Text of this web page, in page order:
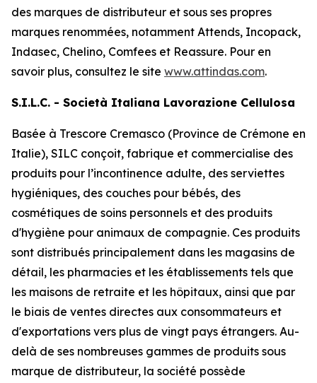
des marques de distributeur et sous ses propres
marques renommées, notamment Attends, Incopack,
Indasec, Chelino, Comfees et Reassure. Pour en
savoir plus, consultez le site www.attindas.com.
S.I.L.C. - Società Italiana Lavorazione Cellulosa
Basée à Trescore Cremasco (Province de Crémone en
Italie), SILC conçoit, fabrique et commercialise des
produits pour l’incontinence adulte, des serviettes
hygiéniques, des couches pour bébés, des
cosmétiques de soins personnels et des produits
d'hygiène pour animaux de compagnie. Ces produits
sont distribués principalement dans les magasins de
détail, les pharmacies et les établissements tels que
les maisons de retraite et les hôpitaux, ainsi que par
le biais de ventes directes aux consommateurs et
d'exportations vers plus de vingt pays étrangers. Au-
delà de ses nombreuses gammes de produits sous
marque de distributeur, la société possède